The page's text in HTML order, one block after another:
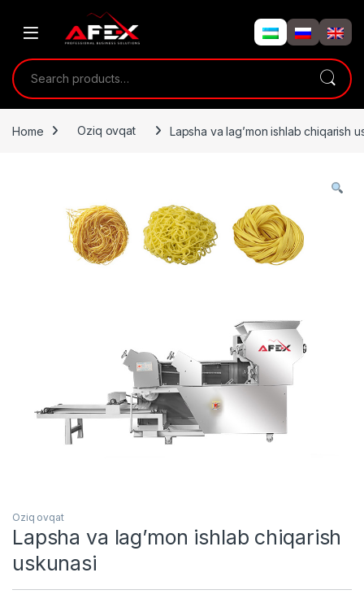
Search for:
Home Oziq ovqat Lapsha va lag’mon ishlab chiqarish
Oziq ovqat
Lapsha va lag’mon ishlab chiqarish
uskunasi